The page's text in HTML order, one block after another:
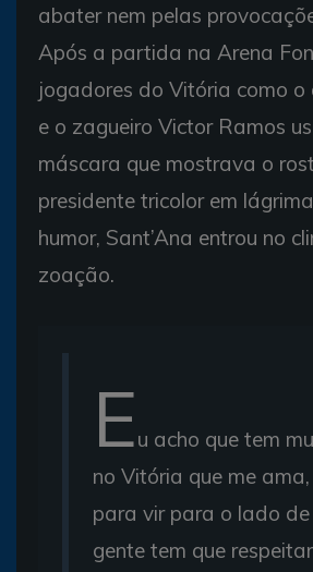
abater nem pelas
Após a partida na Arena
jogadores do Vitória como o
e o zagueiro Victor Ramos
máscara que mostrava o
presidente tricolor em
humor, Sant’Ana entrou no
zoação.
Eu acho que tem
no Vitória que me
para vir para o lado
gente tem que